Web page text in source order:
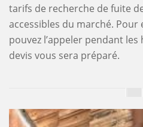
tarifs de recherche de fuite
accessibles du marché. Pour
pouvez l’appeler pendant
devis vous sera préparé.